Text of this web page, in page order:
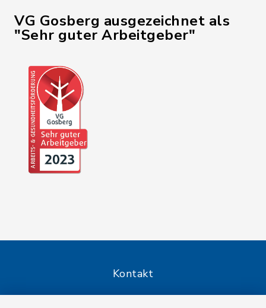
VG Gosberg ausgezeichnet als
"Sehr guter Arbeitgeber"
Kontakt